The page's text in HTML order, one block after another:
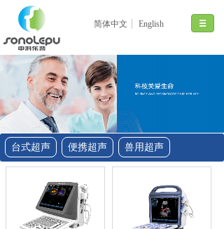
简体中文 English
台式超声 便携超声 兽用超声